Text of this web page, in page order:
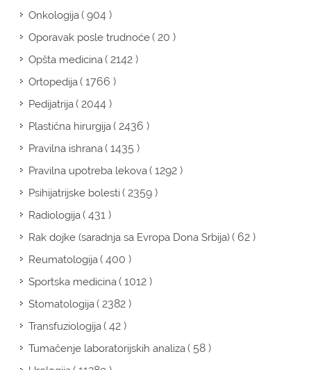
Onkologija( 904 )
Oporavak posle trudnoće( 20 )
Opšta medicina( 2142 )
Ortopedija( 1766 )
Pedijatrija( 2044 )
Plastična hirurgija( 2436 )
Pravilna ishrana( 1435 )
Pravilna upotreba lekova( 1292 )
Psihijatrijske bolesti( 2359 )
Radiologija( 431 )
Rak dojke (saradnja sa Evropa Dona Srbija)( 62 )
Reumatologija( 400 )
Sportska medicina( 1012 )
Stomatologija( 2382 )
Transfuziologija( 42 )
Tumačenje laboratorijskih analiza( 58 )